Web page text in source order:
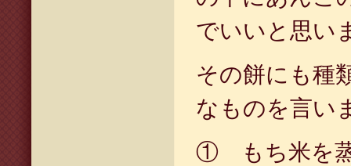
でいいと思い
その餅にも種
なものを言い
① もち米を蒸